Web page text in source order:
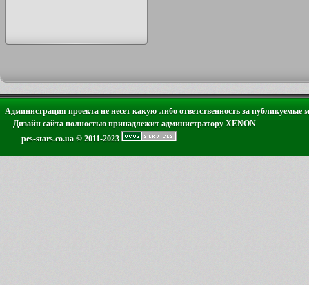
Администрация проекта не несет какую-либо ответственность за публикуемые
Дизайн сайта полностью принадлежит администратору XENON
pes-stars.co.ua © 2011-2023